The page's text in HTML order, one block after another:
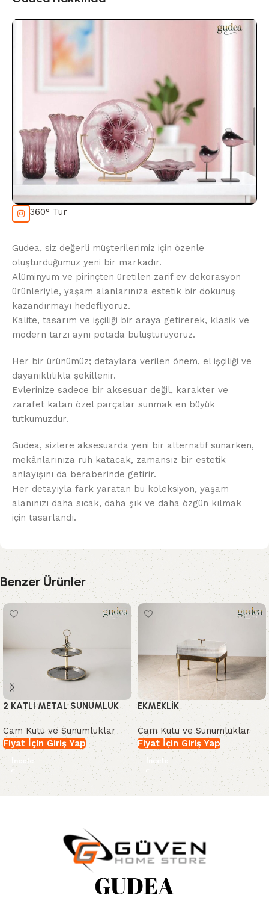
360° Tur
Gudea, siz değerli müşterilerimiz için özenle
oluşturduğumuz yeni bir markadır.
Alüminyum ve pirinçten üretilen zarif ev dekorasyon
ürünleriyle, yaşam alanlarınıza estetik bir dokunuş
kazandırmayı hedefliyoruz.
Kalite, tasarım ve işçiliği bir araya getirerek, klasik ve
modern tarzı aynı potada buluşturuyoruz.
Her bir ürünümüz; detaylara verilen önem, el işçiliği ve
dayanıklılıkla şekillenir.
Evlerinize sadece bir aksesuar değil, karakter ve
zarafet katan özel parçalar sunmak en büyük
tutkumuzdur.
Gudea, sizlere aksesuarda yeni bir alternatif sunarken,
mekânlarınıza ruh katacak, zamansız bir estetik
anlayışını da beraberinde getirir.
Her detayıyla fark yaratan bu koleksiyon, yaşam
alanınızı daha sıcak, daha şık ve daha özgün kılmak
için tasarlandı.
Benzer Ürünler
2 KATLI METAL SUNUMLUK
Cam Kutu ve Sunumluklar
Fiyat İçin Giriş Yap
İncele
EKMEKLİK
Cam Kutu ve Sunumluklar
Fiyat İçin Giriş Yap
İncele
Read More